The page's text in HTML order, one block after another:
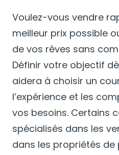
Voulez-vous vendre
meilleur prix possible
de vos rêves sans
Définir votre objectif
aidera à choisir un
l’expérience et les
vos besoins. Certains
spécialisés dans les
dans les propriétés de